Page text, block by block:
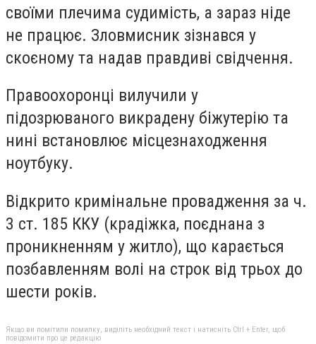
своїми плечима судимість, а зараз ніде
не працює. Зловмисник зізнався у
скоєному та надав правдиві свідчення.
Правоохоронці вилучили у
підозрюваного викрадену біжутерію та
нині встановлює місцезнаходження
ноутбуку.
Відкрито кримінальне провадження за ч.
3 ст. 185 ККУ (крадіжка, поєднана з
проникненням у житло), що карається
позбавленням волі на строк від трьох до
шести років.
Якщо ви помітили помилку, виділіть необхідний текст і натисніть Ctrl + Enter, щоб
повідомити про це редакцію